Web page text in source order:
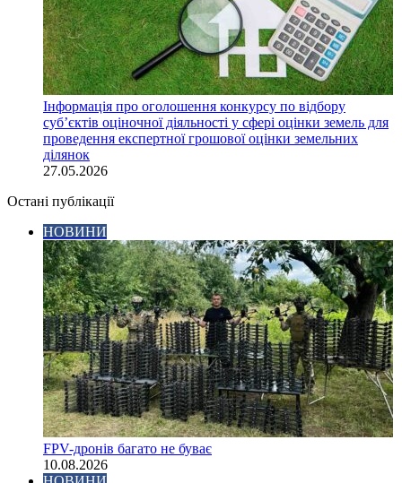
Інформація про оголошення конкурсу по відбору
суб’єктів оціночної діяльності у сфері оцінки земель для
проведення експертної грошової оцінки земельних
ділянок
27.05.2026
Остані публікації
НОВИНИ
FPV-дронів багато не буває
10.08.2026